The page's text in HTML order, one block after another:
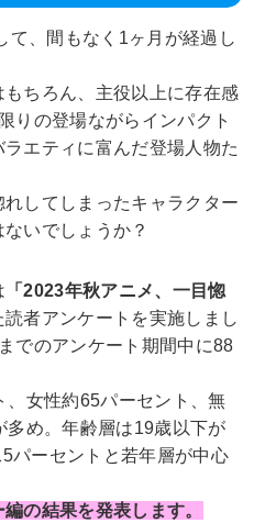
て、間もなく1ヶ月が経過し
ちろん、主役以上に存在感
りの登場ながらインパクト
エティに富んだ登場人物た
してしまったキャラクター
いでしょうか？
「2023年秋アニメ、一目惚
読者アンケートを実施しまし
でのアンケート期間中に88
、女性約65パーセント、無
多め。年齢層は19歳以下が
パーセントと若年層が中心
の結果を発表します。